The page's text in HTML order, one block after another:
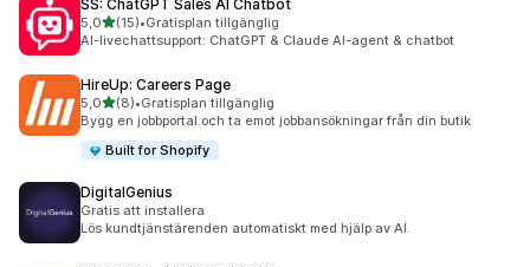
SS: ChatGPT Sales AI Chatbot
5,0av 5 stjärnor
(15)
15 recensioner totalt
•Gratisplan tillgänglig
AI-livechattsupport: ChatGPT & Claude AI-agent & chatbot
HireUp: Careers Page
5,0av 5 stjärnor
(8)
8 recensioner totalt
•Gratisplan tillgänglig
Bygg en jobbportal och ta emot jobbansökningar från din butik
Built for Shopify
DigitalGenius
Gratis att installera
Lös kundtjänstärenden automatiskt med hjälp av AI.